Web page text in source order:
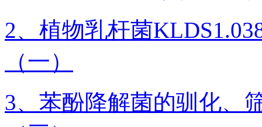
2、植物乳杆菌
（一）
3、苯酚降解菌的驯化、